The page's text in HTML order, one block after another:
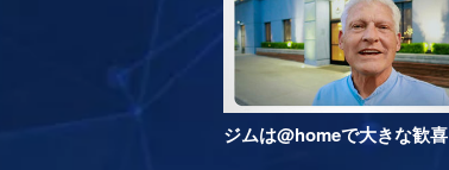
ジムは@homeで大きな歓喜